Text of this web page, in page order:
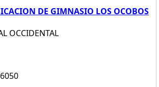
DE GIMNASIO LOS OCOBOS
OCCIDENTAL